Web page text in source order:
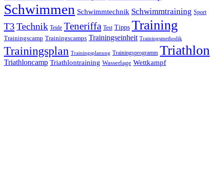
Schwimmen Schwimmtechnik Schwimmtraining Sport
T3Technik Teide Teneriffa Test Tipps Training
Trainingscamp Trainingscamps Trainingseinheit Trainingsmethodik
Trainingsplan Trainingsplanung Trainingsprogramm Triathlon
Triathloncamp Triathlontraining Wasserlage Wettkampf